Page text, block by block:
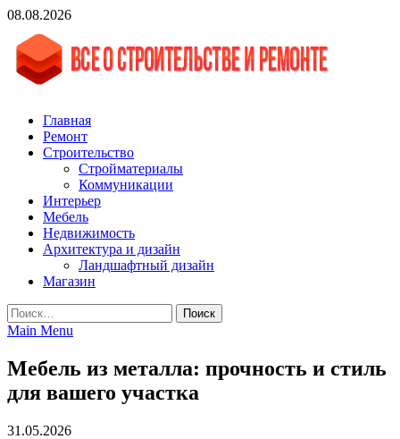
Skip
content
08.08.2026
vgasa.ru
Строительный журнал. Всё о строительстве и ремонтах
Главная
Ремонт
Строительство
Стройматериалы
Коммуникации
Интерьер
Мебель
Недвижимость
Архитектура и дизайн
Ландшафтный дизайн
Магазин
Найти:
Main Menu
Мебель из металла: прочность и стиль
для вашего участка
31.05.2026